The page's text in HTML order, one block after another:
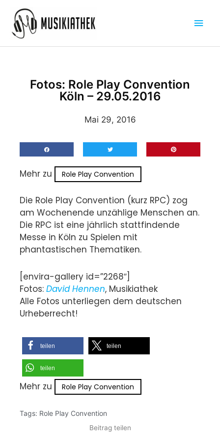
Inhalt
springen
Fotos: Role Play Convention
Köln – 29.05.2016
Mai 29, 2016
Mehr zu Role Play Convention
Die Role Play Convention (kurz RPC) zog
am Wochenende unzählige Menschen an.
Die RPC ist eine jährlich stattfindende
Messe in Köln zu Spielen mit
phantastischen Thematiken.
[envira-gallery id=”2268″]
Fotos: David Hennen, Musikiathek
Alle Fotos unterliegen dem deutschen
Urheberrecht!
teilen teilen
teilen
Mehr zu Role Play Convention
Tags: Role Play Convention
Beitrag teilen